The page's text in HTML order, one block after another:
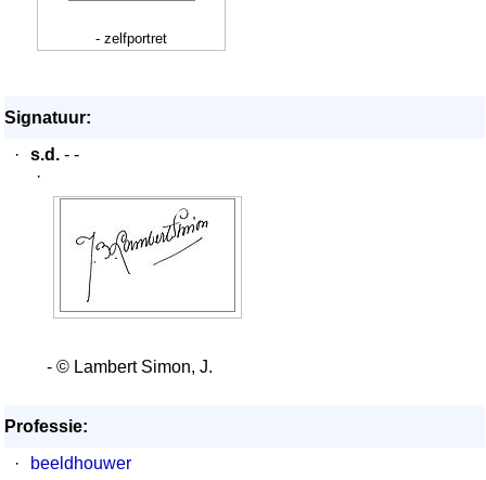
- zelfportret
Signatuur:
·
s.d. - -
·
- © Lambert Simon, J.
Professie:
·
beeldhouwer